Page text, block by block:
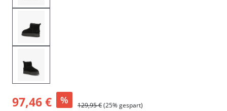
97,46 € % 129,95 €(25% gespart)